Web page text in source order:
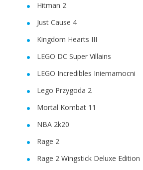
Hitman 2
Just Cause 4
Kingdom Hearts III
LEGO DC Super Villains
LEGO Incredibles Iniemamocni
Lego Przygoda 2
Mortal Kombat 11
NBA 2k20
Rage 2
Rage 2 Wingstick Deluxe Edition